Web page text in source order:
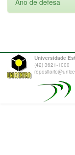
Ano de defesa
Universidade
(42) 3621-1000